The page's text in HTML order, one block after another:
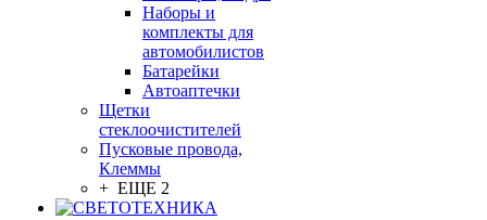
Наборы и
комплекты для
автомобилистов
Батарейки
Автоаптечки
Щетки
стеклоочистителей
Пусковые провода,
Клеммы
+ ЕЩЕ 2